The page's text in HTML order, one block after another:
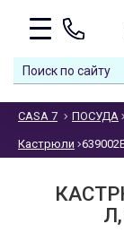
CASA 7 ПОСУДА
Кастрюли